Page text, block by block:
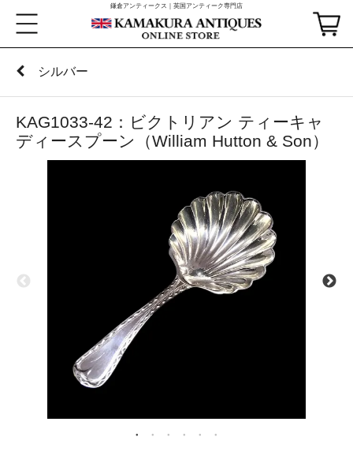
鎌倉アンティークス｜英国アンティーク専門店
シルバー
KAG1033-42：ビクトリアン ティーキャ
ディースプーン（William Hutton & Son）